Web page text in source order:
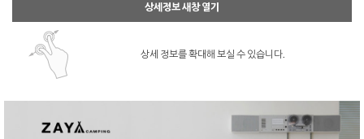
상세정보 새창 열기
상세 정보를 확대해 보실 수 있습니다.